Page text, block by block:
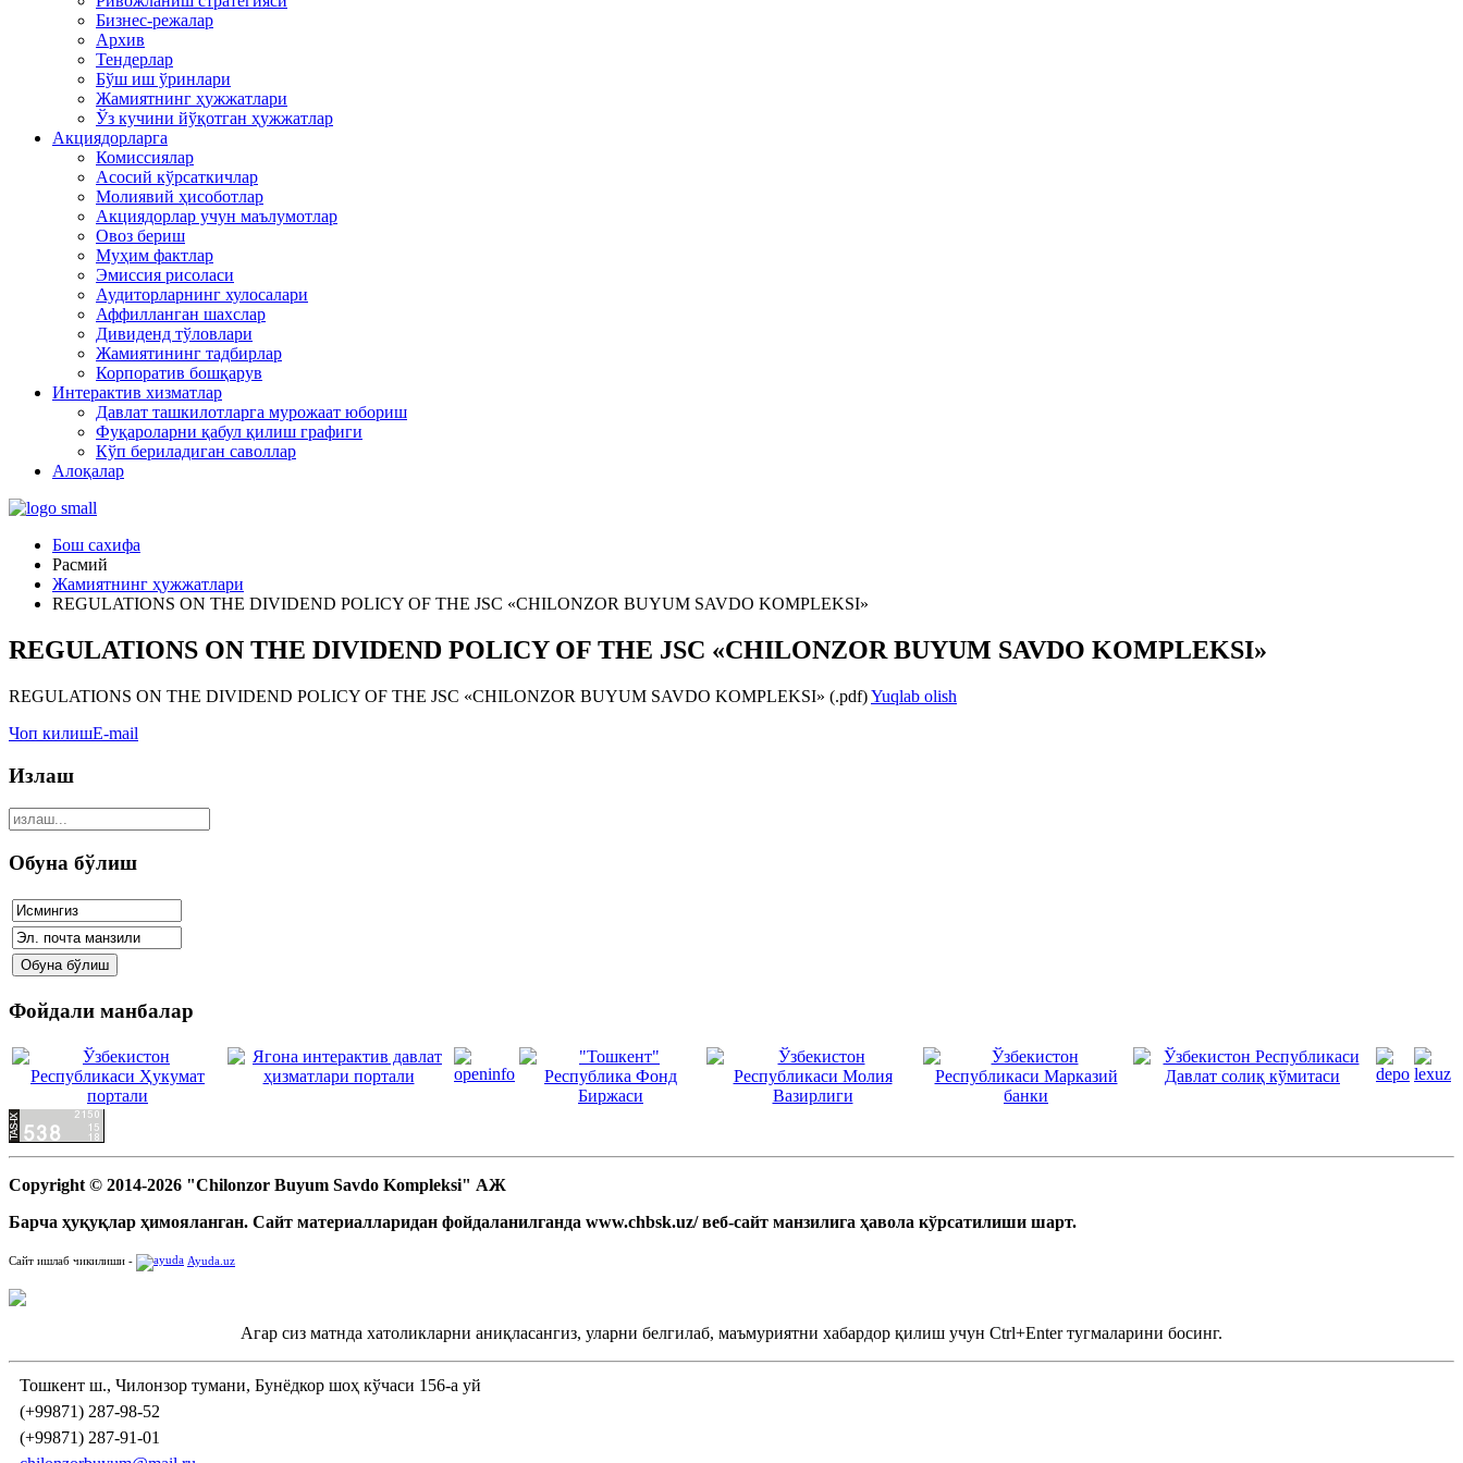
Бизнес-режалар
Архив
Тендерлар
Бўш иш ўринлари
Жамиятнинг ҳужжатлари
Ўз кучини йўқотган ҳужжатлар
Акциядорларга
Комиссиялар
Асосий кўрсаткичлар
Молиявий ҳисоботлар
Акциядорлар учун маълумотлар
Овоз бериш
Муҳим фактлар
Эмиссия рисоласи
Аудиторларнинг хулосалари
Аффилланган шахслар
Дивиденд тўловлари
Жамиятининг тадбирлар
Корпоратив бошқарув
Интерактив хизматлар
Давлат ташкилотларга мурожаат юбориш
Фуқароларни қабул қилиш графиги
Кўп бериладиган саволлар
Алоқалар
Бош сахифа
Расмий
Жамиятнинг ҳужжатлари
REGULATIONS ON THE DIVIDEND POLICY OF THE JSC «CHILONZOR BUYUM SAVDO KOMPLEKSI»
REGULATIONS ON THE DIVIDEND POLICY OF THE JSC «CHILONZOR BUYUM SAVDO KOMPLEKSI»
REGULATIONS ON THE DIVIDEND POLICY OF THE JSC «CHILONZOR BUYUM SAVDO KOMPLEKSI» (.pdf)Yuqlab olish
Чоп килишE-mail
Излаш
Обуна бўлиш
Фойдали манбалар
Copyright © 2014-2026 "Chilonzor Buyum Savdo Kompleksi" АЖ
Барча ҳуқуқлар ҳимояланган. Сайт материалларидан фойдаланилганда www.chbsk.uz/ веб-сайт манзилига ҳавола кўрсатилиши шарт.
Сайт ишлаб чикилиши - Ayuda.uz
Агар сиз матнда хатоликларни аниқласангиз, уларни белгилаб, маъмуриятни хабардор қилиш учун Ctrl+Enter тугмаларини босинг.
Тошкент ш., Чилонзор тумани, Бунёдкор шоҳ кўчаси 156-а уй
(+99871) 287-98-52
(+99871) 287-91-01